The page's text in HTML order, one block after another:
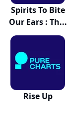
Spirits To Bite
Our Ears : Th...
Rise Up